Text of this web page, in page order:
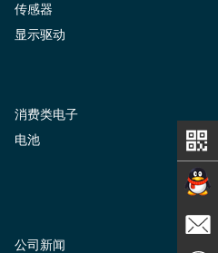
传感器
显示驱动
消费类电子
电池
公司新闻
在线交